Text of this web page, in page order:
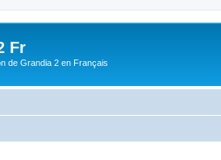
Fr
de Grandia 2 en Français